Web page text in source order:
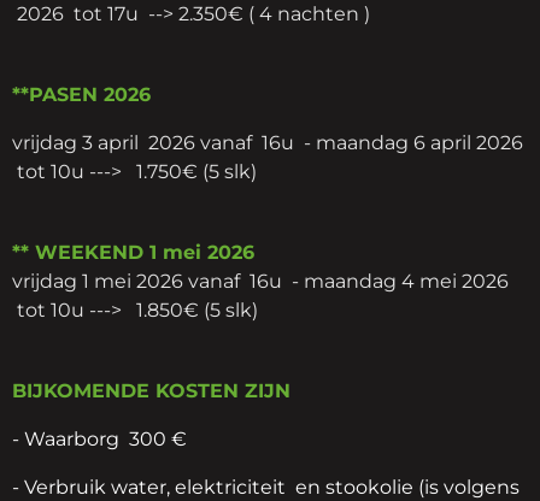
2026 tot 17u --> 2.350€ ( 4 nachten )
**PASEN 2026
vrijdag 3 april 2026 vanaf 16u - maandag 6 april 2026
tot 10u ---> 1.750€ (5 slk)
** WEEKEND 1 mei 2026
vrijdag 1 mei 2026 vanaf 16u - maandag 4 mei 2026
tot 10u ---> 1.850€ (5 slk)
BIJKOMENDE KOSTEN ZIJN
- Waarborg 300 €
- Verbruik water, elektriciteit en stookolie (is volgens